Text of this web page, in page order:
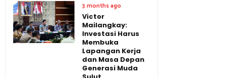
3 months ago
Victor
Mailangkay:
Investasi Harus
Membuka
Lapangan Kerja
dan Masa Depan
Generasi Muda